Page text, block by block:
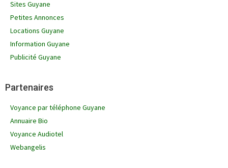
Sites Guyane
Petites Annonces
Locations Guyane
Information Guyane
Publicité Guyane
Partenaires
Voyance par téléphone Guyane
Annuaire Bio
Voyance Audiotel
Webangelis